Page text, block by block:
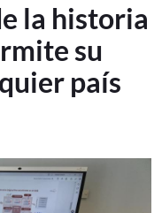
la historia
su
país